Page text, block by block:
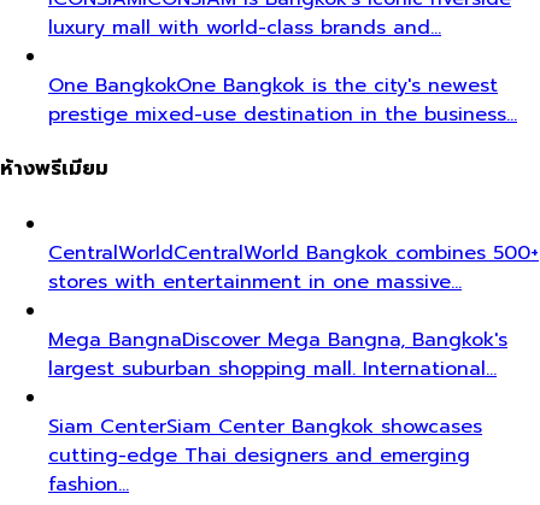
luxury mall with world-class brands and…
One BangkokOne Bangkok is the city's newest
prestige mixed-use destination in the business…
ห้างพรีเมียม
CentralWorldCentralWorld Bangkok combines 500+
stores with entertainment in one massive…
Mega BangnaDiscover Mega Bangna, Bangkok's
largest suburban shopping mall. International…
Siam CenterSiam Center Bangkok showcases
cutting-edge Thai designers and emerging
fashion…